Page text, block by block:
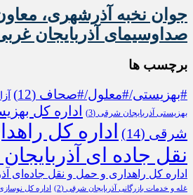
جوان نخبه آذرشهری،
صداوسیمای آذربایجان
برچسب ها
#بهزیستی/#معلول/#صحاف (12)
بهزیستی آذربایجان شرقی (3)
اداره کل
شرقی (14)
اداره کل
نقل جاده ای
اداره کل راهداری و حمل و نقل جاده‌ای
غله و خدمات بازرگانی آذربایجان شرقی (2)
اداره کل